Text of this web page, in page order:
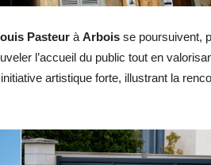
Pasteur à Arbois se poursuivent,
l’accueil du public tout en
artistique forte, illustrant la